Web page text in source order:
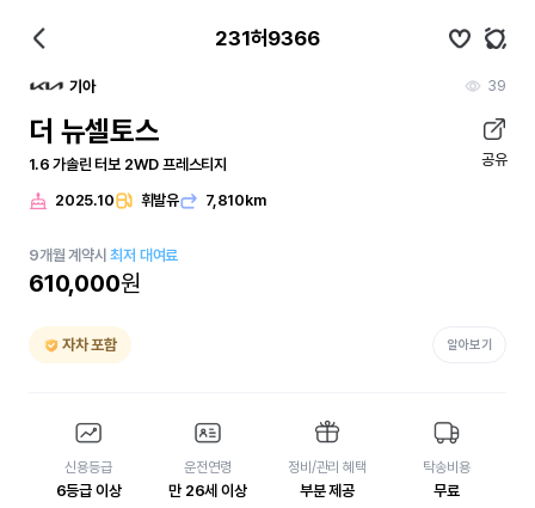
231허9366
기아 39
더 뉴셀토스
1.6 가솔린 터보 2WD 프레스티지 공유
2025.10 휘발유 7,810km
9개월 계약시최저 대여료
610,000원
자차 포함 알아보기
신용등급
6등급 이상
운전연령
만 26세 이상
정비/관리 혜택
부분 제공
탁송비용
무료